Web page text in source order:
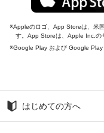
Appleのロゴ、App Storeは、米
す。App Storeは、Apple Inc.の
Google Play および Google Play
はじめての方へ